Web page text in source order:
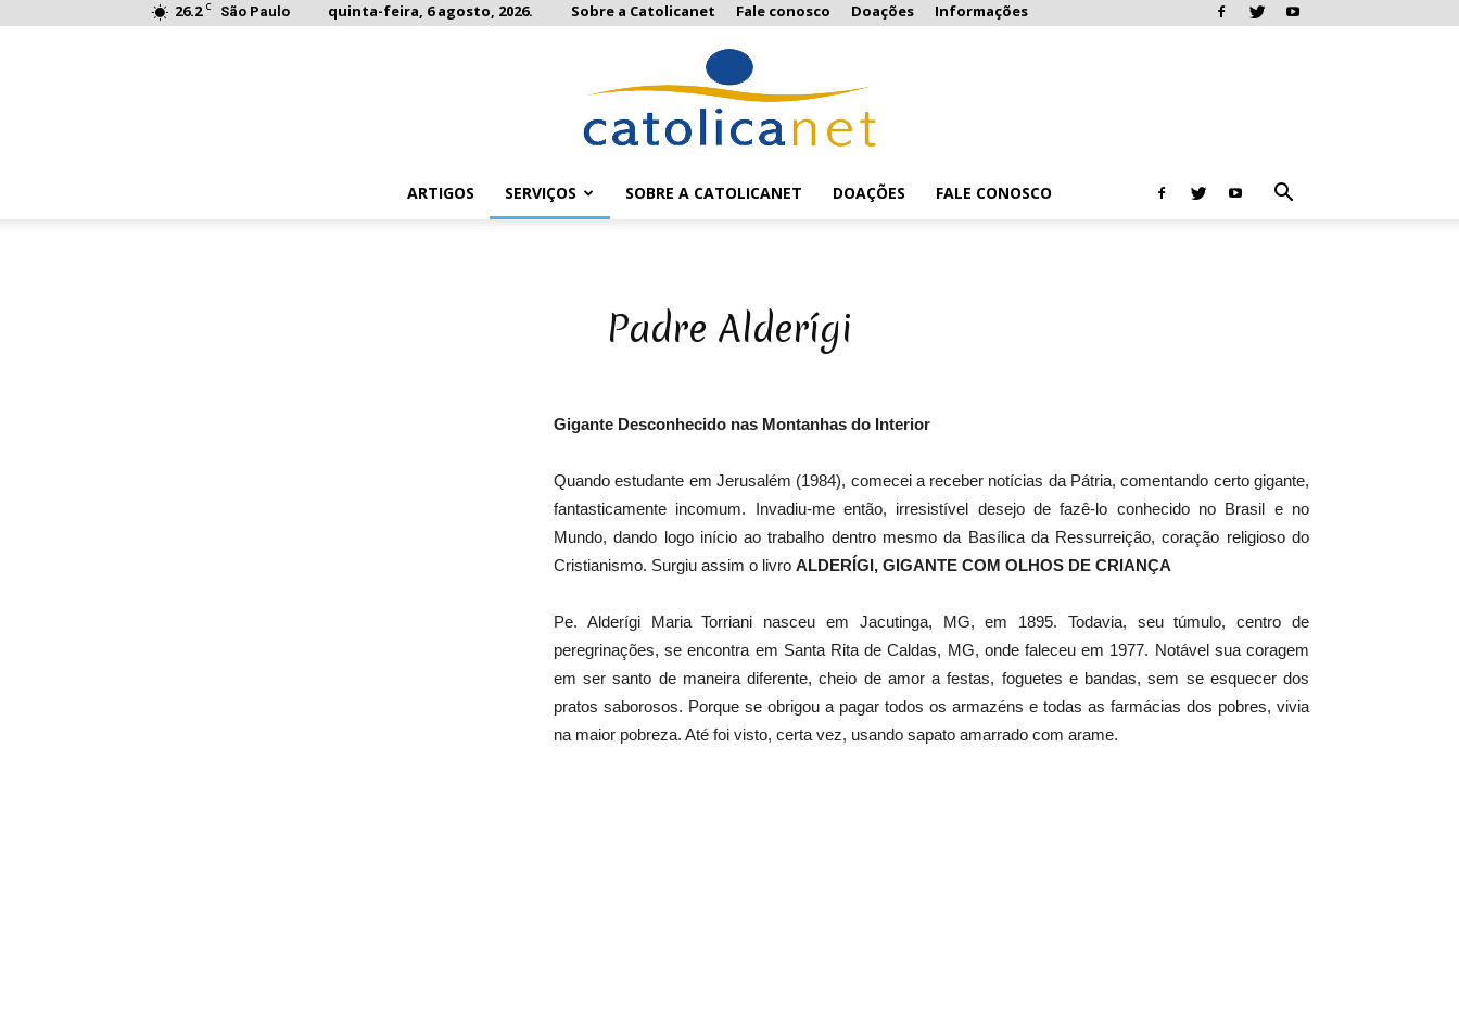
26.2 C São Paulo quinta-feira, 6 agosto, 2026. Sobre a Catolicanet Fale conosco Doações Informações
ARTIGOS SERVIÇOS SOBRE A CATOLICANET DOAÇÕES FALE CONOSCO
Padre Alderígi
Gigante Desconhecido nas Montanhas do Interior
Quando estudante em Jerusalém (1984), comecei a receber notícias da Pátria, comentando certo gigante,
fantasticamente incomum. Invadiu-me então, irresistível desejo de fazê-lo conhecido no Brasil e no
Mundo, dando logo início ao trabalho dentro mesmo da Basílica da Ressurreição, coração religioso do
Cristianismo. Surgiu assim o livro ALDERÍGI, GIGANTE COM OLHOS DE CRIANÇA
Pe. Alderígi Maria Torriani nasceu em Jacutinga, MG, em 1895. Todavia, seu túmulo, centro de
peregrinações, se encontra em Santa Rita de Caldas, MG, onde faleceu em 1977. Notável sua coragem
em ser santo de maneira diferente, cheio de amor a festas, foguetes e bandas, sem se esquecer dos
pratos saborosos. Porque se obrigou a pagar todos os armazéns e todas as farmácias dos pobres, vivia
na maior pobreza. Até foi visto, certa vez, usando sapato amarrado com arame.